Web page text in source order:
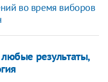
во время виборов
результаты,